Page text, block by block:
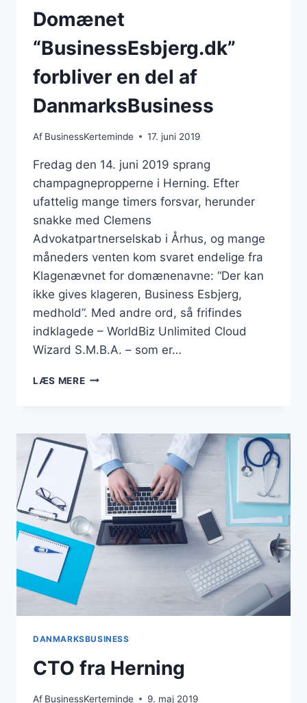
Domænet
“BusinessEsbjerg.dk”
forbliver en del af
DanmarksBusiness
Af BusinessKerteminde 17. juni 2019
Fredag den 14. juni 2019 sprang
champagnepropperne i Herning. Efter
ufattelig mange timers forsvar, herunder
snakke med Clemens
Advokatpartnerselskab i Århus, og mange
måneders venten kom svaret endelige fra
Klagenævnet for domænenavne: “Der kan
ikke gives klageren, Business Esbjerg,
medhold”. Med andre ord, så frifindes
indklagede – WorldBiz Unlimited Cloud
Wizard S.M.B.A. – som er…
LÆS MEREDOMÆNET
DEL
AF
DANMARKSBUSINESS
DANMARKSBUSINESS
CTO fra Herning
Af BusinessKerteminde 9. maj 2019